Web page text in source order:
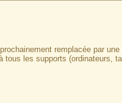
remplacée par
tous les supports (ordinateurs,